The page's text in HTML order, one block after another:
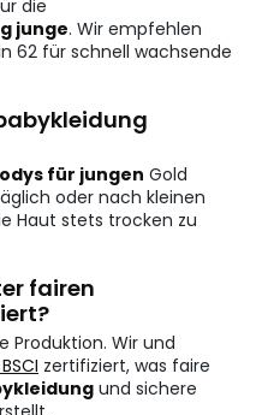
die
junge. Wir empfehlen
62 für schnell wachsende
für jungen Gold
oder nach kleinen
Haut stets trocken zu
fairen
Produktion. Wir und
zertifiziert, was faire
und sichere